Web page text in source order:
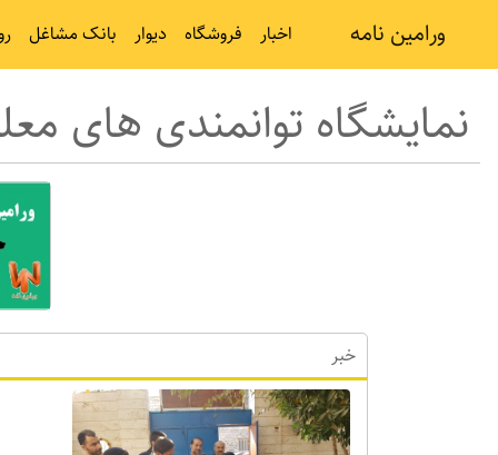
ورامین نامه اخبار فروشگاه دیوار بانک مشاغل
نمایشگاه توانمندی های
خبر